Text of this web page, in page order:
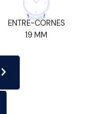
ENTRE-CORNES
19 MM